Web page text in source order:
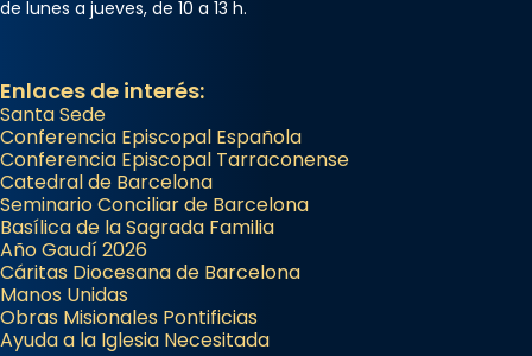
Patró de Galícia, després de les invasions
Regnes castellans i més tard de tota
Espanya.
El seu sepulcre a Compostela fou un g
...Ver más
Foto
View on Facebook Share
de lunes a jueves, de 10 a 13 h.
Enlaces de interés:
Santa Sede
Conferencia Episcopal Española
Conferencia Episcopal Tarraconense
Catedral de Barcelona
Seminario Conciliar de Barcelona
Basílica de la Sagrada Familia
Año Gaudí 2026
Cáritas Diocesana de Barcelona
Manos Unidas
Obras Misionales Pontificias
Ayuda a la Iglesia Necesitada